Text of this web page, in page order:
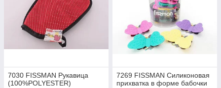
7030 FISSMAN Рукавица
(100%POLYESTER)
7269 FISSMAN Силиконовая
прихватка в форме бабочки